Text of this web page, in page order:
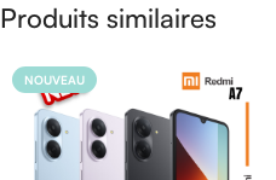
Produits similaires
NOUVEAU